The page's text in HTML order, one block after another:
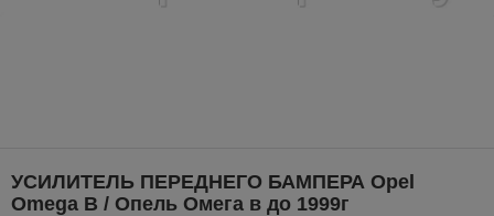
УСИЛИТЕЛЬ ПЕРЕДНЕГО БАМПЕРА Opel
Omega B / Опель Омега в до 1999г